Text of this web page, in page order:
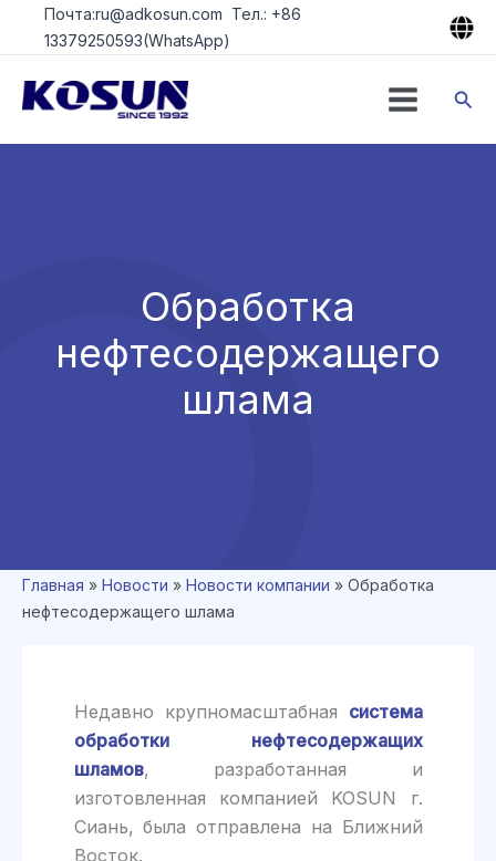
ПерейтиПочта:ru@adkosun.com Тел.: +86
13379250593(WhatsApp)
Обработка
нефтесодержащего
шлама
Главная » Новости » Новости компании » Обработка
нефтесодержащего шлама
Недавно крупномасштабная система
обработки нефтесодержащих
шламов, разработанная и
изготовленная компанией KOSUN г.
Сиань, была отправлена на Ближний
Восток.